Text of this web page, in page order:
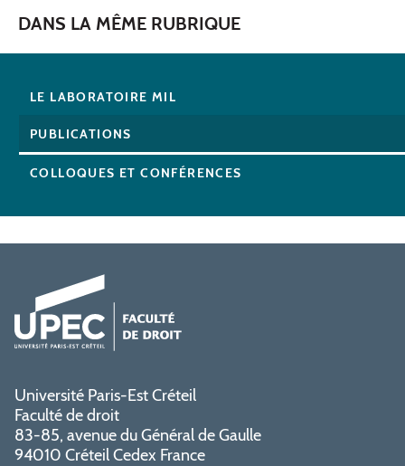
DANS LA MÊME RUBRIQUE
LE LABORATOIRE MIL
PUBLICATIONS
COLLOQUES ET CONFÉRENCES
Université Paris-Est Créteil
Faculté de droit
83-85, avenue du Général de Gaulle
94010 Créteil Cedex France